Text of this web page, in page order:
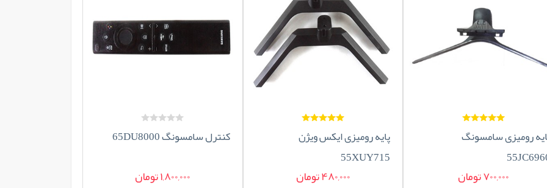
رومیزی سامسونگ
700,000 تومان
پایه رومیزی ایکس ویژن
55XUY715
480,000 تومان
کنترل سامسونگ 65DU8000
1,800,000 تومان